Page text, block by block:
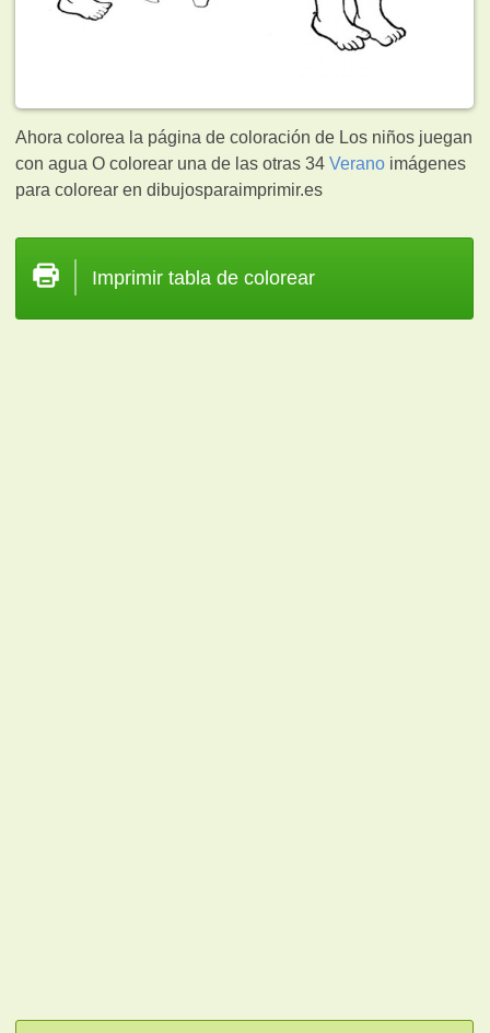
Ahora colorea la página de coloración de Los niños juegan
con agua O colorear una de las otras 34Verano imágenes
para colorear en dibujosparaimprimir.es
Imprimir tabla de colorear